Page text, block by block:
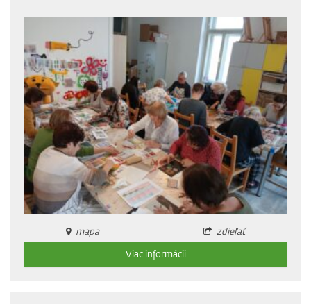
mapa
zdieľať
Viac informácii